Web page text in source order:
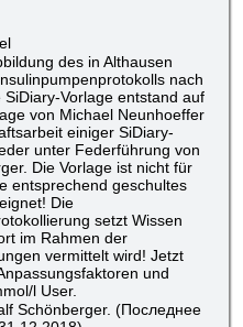
des in Althausen
nach
SiDiary-Vorlage entstand auf
von Michael Neunhoeffer
einiger SiDiary-
unter Federführung von
Die Vorlage ist nicht für
entsprechend geschultes
Die
setzt Wissen
im Rahmen der
vermittelt wird! Jetzt
und
l User.
Schönberger. (Последнее